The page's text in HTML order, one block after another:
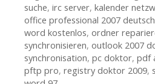
suche, irc server, kalender
office professional 2007
word kostenlos, ordner
synchronisieren, outlook 2007
synchronisation, pc doktor, pdf
pftp pro, registry doktor 2009,